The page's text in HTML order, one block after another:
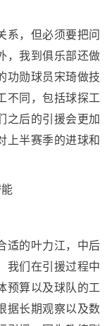
系，但必须要把问
，我到俱乐部还做
功勋球员宋琦做技
不同，包括球探工
之后的引援会更加
上半赛季的进球和
适的叶力江，中后
我们在引援过程中
预算以及球队的工
据长期观察以及数